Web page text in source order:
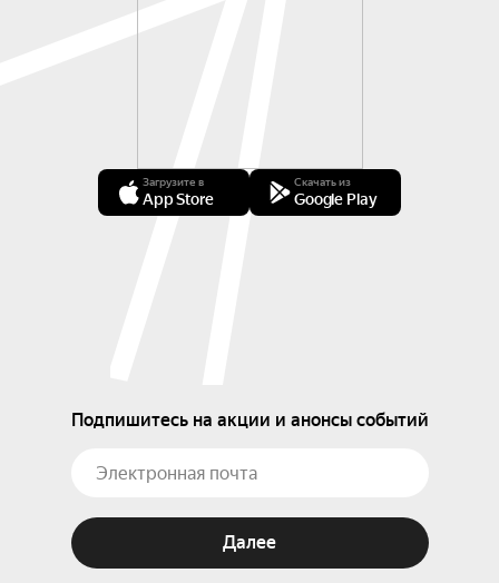
Загрузите в
App Store
Скачать из
Google Play
Подпишитесь на акции и анонсы событий
Далее